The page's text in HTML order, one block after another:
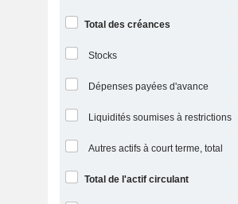
Total des créances
Stocks
Dépenses payées d'avance
Liquidités soumises à restrictions
Autres actifs à court terme, total
Total de l'actif circulant